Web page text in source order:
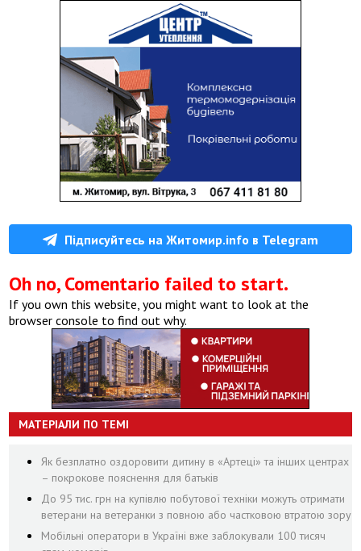
Підписуйтесь на Житомир.info в Telegram
Oh no, Comentario failed to start.
If you own this website, you might want to look at the
browser console to find out why.
МАТЕРІАЛИ ПО ТЕМІ
Як безплатно оздоровити дитину в «Артеці» та інших центрах
– покрокове пояснення для батьків
До 95 тис. грн на купівлю побутової техніки можуть отримати
ветерани на ветеранки з повною або частковою втратою зору
Мобільні оператори в Україні вже заблокували 100 тисяч